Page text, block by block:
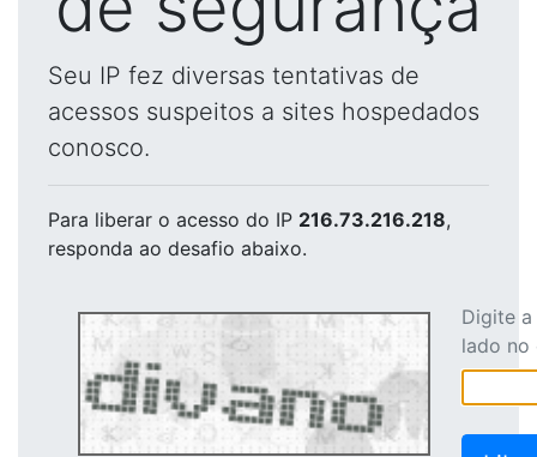
Seu IP fez diversas tentativas de
acessos suspeitos a sites hospedados
conosco.
Para liberar o acesso do IP 216.73.216.218,
responda ao desafio abaixo.
Digite
lado no